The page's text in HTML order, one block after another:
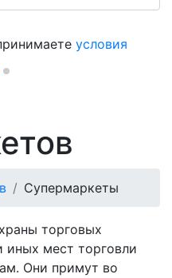
условия
Супермаркеты
торговых
иных мест торговли
Они примут во